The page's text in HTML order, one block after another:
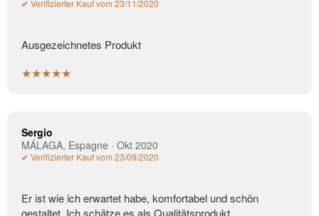
✔ Verifizierter Kauf vom 23/11/2020
Ausgezeichnetes Produkt
★★★★★
Sergio
MÁLAGA, Espagne · Okt 2020
✔ Verifizierter Kauf vom 23/09/2020
Er ist wie ich erwartet habe, komfortabel und schön
gestaltet. Ich schätze es als Qualitätsprodukt